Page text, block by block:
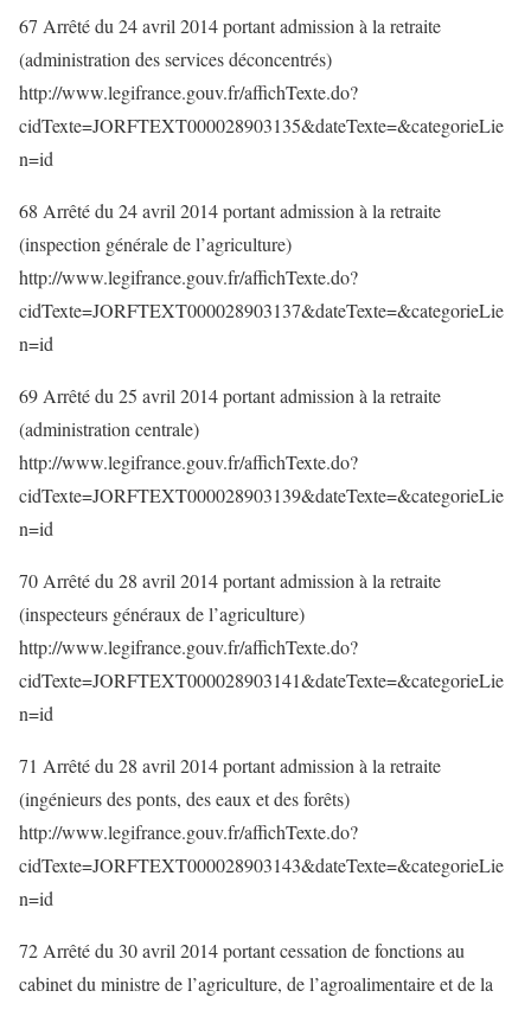
67 Arrêté du 24 avril 2014 portant admission à la retraite
(administration des services déconcentrés)
http://www.legifrance.gouv.fr/affichTexte.do?
cidTexte=JORFTEXT000028903135&dateTexte=&categorieLie
n=id
68 Arrêté du 24 avril 2014 portant admission à la retraite
(inspection générale de l’agriculture)
http://www.legifrance.gouv.fr/affichTexte.do?
cidTexte=JORFTEXT000028903137&dateTexte=&categorieLie
n=id
69 Arrêté du 25 avril 2014 portant admission à la retraite
(administration centrale)
http://www.legifrance.gouv.fr/affichTexte.do?
cidTexte=JORFTEXT000028903139&dateTexte=&categorieLie
n=id
70 Arrêté du 28 avril 2014 portant admission à la retraite
(inspecteurs généraux de l’agriculture)
http://www.legifrance.gouv.fr/affichTexte.do?
cidTexte=JORFTEXT000028903141&dateTexte=&categorieLie
n=id
71 Arrêté du 28 avril 2014 portant admission à la retraite
(ingénieurs des ponts, des eaux et des forêts)
http://www.legifrance.gouv.fr/affichTexte.do?
cidTexte=JORFTEXT000028903143&dateTexte=&categorieLie
n=id
72 Arrêté du 30 avril 2014 portant cessation de fonctions au
cabinet du ministre de l’agriculture, de l’agroalimentaire et de la